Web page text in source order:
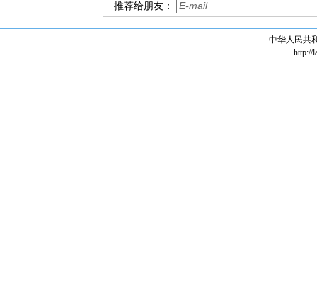
推荐给朋友：
中华人民共
http://